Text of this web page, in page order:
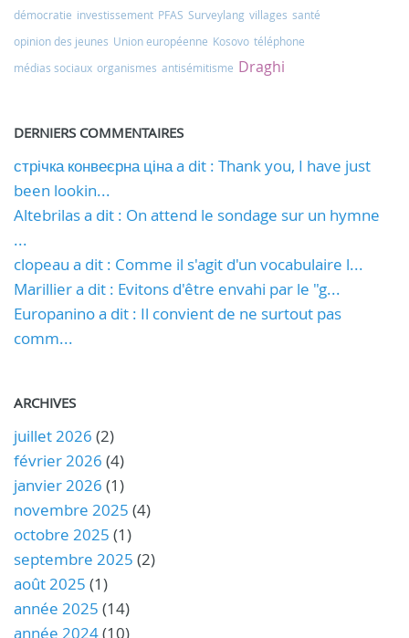
démocratie investissement PFAS Surveylang villages santé
opinion des jeunes Union européenne Kosovo téléphone
médias sociaux organismes antisémitisme Draghi
DERNIERS COMMENTAIRES
стрічка конвеєрна ціна a dit : Thank you, I have just
been lookin...
Altebrilas a dit : On attend le sondage sur un hymne
...
clopeau a dit : Comme il s'agit d'un vocabulaire l...
Marillier a dit : Evitons d'être envahi par le "g...
Europanino a dit : Il convient de ne surtout pas
comm...
ARCHIVES
juillet 2026 (2)
février 2026 (4)
janvier 2026 (1)
novembre 2025 (4)
octobre 2025 (1)
septembre 2025 (2)
août 2025 (1)
année 2025 (14)
année 2024(10)